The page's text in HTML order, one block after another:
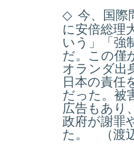
◇ 今、国際
に安倍総理
いう」「強
だ。この僅
オランダ出
日本の責任
だった。被
広告もあり
政府が謝罪
た。 （渡